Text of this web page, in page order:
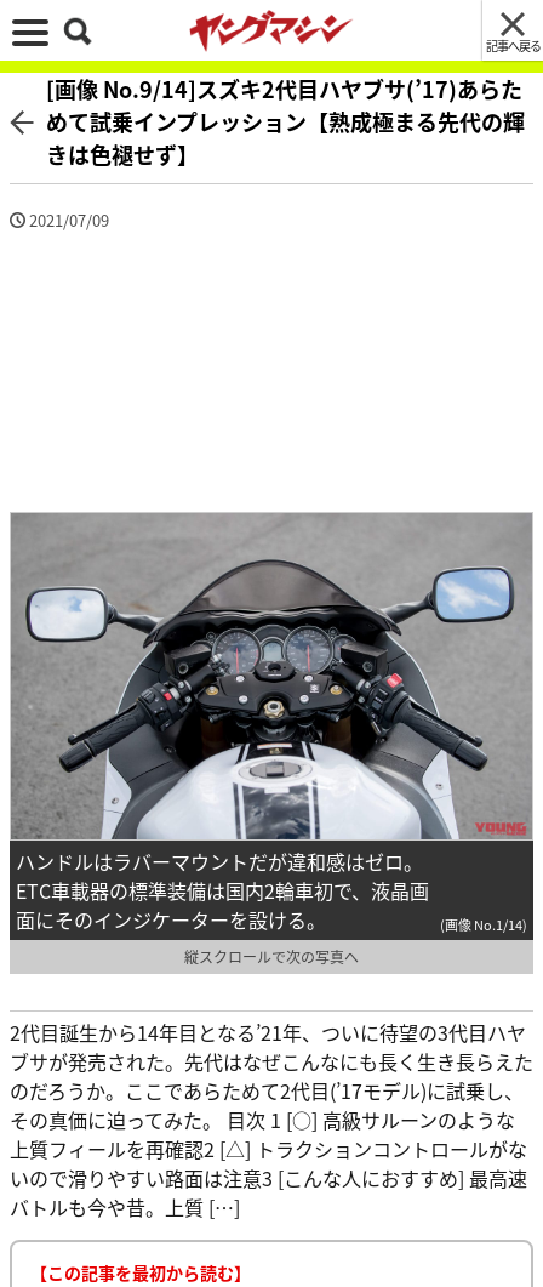
記事へ戻る
[画像 No.9/14]スズキ2代目ハヤブサ(’17)あらた
めて試乗インプレッション【熟成極まる先代の輝
きは色褪せず】
2021/07/09
ハンドルはラバーマウントだが違和感はゼロ。
ETC車載器の標準装備は国内2輪車初で、液晶画
面にそのインジケーターを設ける。
(画像 No.1/14)
縦スクロールで次の写真へ
2代目誕生から14年目となる’21年、ついに待望の3代目ハヤ
ブサが発売された。先代はなぜこんなにも長く生き長らえた
のだろうか。ここであらためて2代目(’17モデル)に試乗し、
その真価に迫ってみた。 目次 1 [○] 高級サルーンのような
上質フィールを再確認2 [△] トラクションコントロールがな
いので滑りやすい路面は注意3 [こんな人におすすめ] 最高速
バトルも今や昔。上質 […]
【この記事を最初から読む】